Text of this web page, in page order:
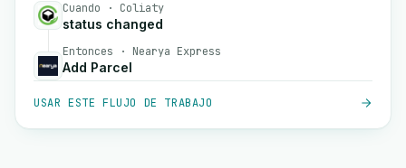
Cuando · Coliaty
status changed
Entonces · Nearya Express
Add Parcel
USAR ESTE FLUJO DE TRABAJO